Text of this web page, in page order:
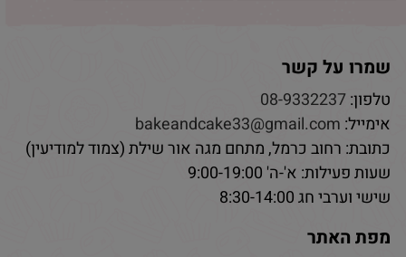
שמרו על קשר
טלפון:08-9332237
אימייל: bakeandcake33@gmail.com
כתובת: רחוב כרמל, מתחם מגה אור שילת (צמוד למודיעין)
שעות פעילות: א'-ה' 9:00-19:00
שישי וערבי חג 8:30-14:00
מפת האתר